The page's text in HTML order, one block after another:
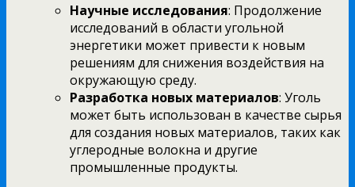
Научные исследования: Продолжение
исследований в области угольной
энергетики может привести к новым
решениям для снижения воздействия на
окружающую среду.
Разработка новых материалов: Уголь
может быть использован в качестве сырья
для создания новых материалов, таких как
углеродные волокна и другие
промышленные продукты.